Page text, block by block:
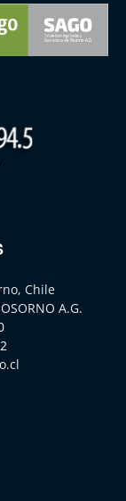
Chile
A.G.